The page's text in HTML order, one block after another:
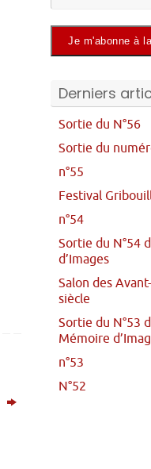
Derniers
Sortie du N°56
Sortie du
n°55
Festival
n°54
Sortie du N°54
d’Images
Salon des
siècle
Sortie du N°53
Mémoire
n°53
N°52